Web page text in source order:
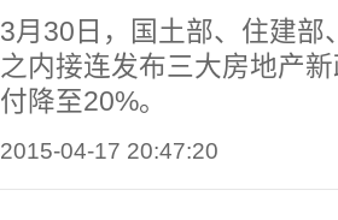
3月30日，国土部、住建
之内接连发布三大房地产
付降至20%。
2015-04-17 20:47:20